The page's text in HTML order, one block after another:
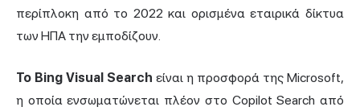
περίπλοκη από το 2022 και ορισμένα εταιρικά δίκτυα
των ΗΠΑ την εμποδίζουν.
Το Bing Visual Search είναι η προσφορά της Microsoft,
η οποία ενσωματώνεται πλέον στο Copilot Search από